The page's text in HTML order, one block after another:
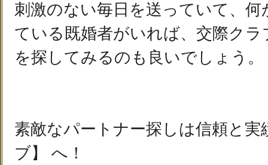
刺激のない毎日を送っていて、
ている既婚者がいれば、交際ク
を探してみるのも良いでしょう。
素敵なパートナー探しは信頼と実
ブ】 へ！